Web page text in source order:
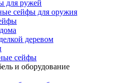
для ружей
сейфы для оружия
деревом
сейфы
и оборудование